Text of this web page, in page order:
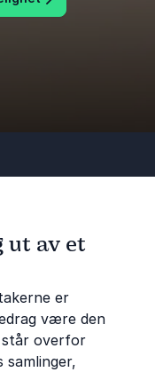
ut av et
er
være den
står overfor
samlinger,